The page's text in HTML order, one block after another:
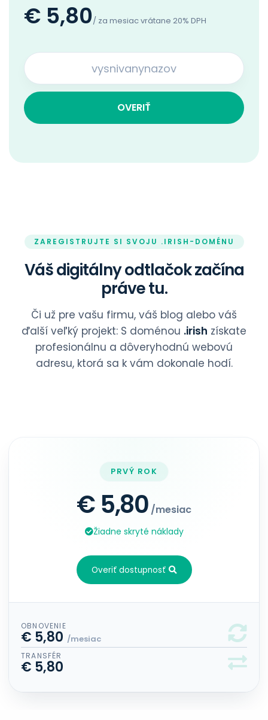
€ 5,80/ za mesiac vrátane 20% DPH
OVERIŤ
ZAREGISTRUJTE SI SVOJU .IRISH-DOMÉNU
Váš digitálny odtlačok začína
práve tu.
Či už pre vašu firmu, váš blog alebo váš
ďalší veľký projekt: S doménou .irish získate
profesionálnu a dôveryhodnú webovú
adresu, ktorá sa k vám dokonale hodí.
PRVÝ ROK
€ 5,80 /mesiac
Žiadne skryté náklady
Overiť dostupnosť
OBNOVENIE
€ 5,80 /mesiac
TRANSFÉR
€ 5,80